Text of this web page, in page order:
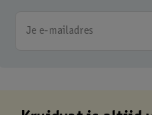
Je e-mailadres